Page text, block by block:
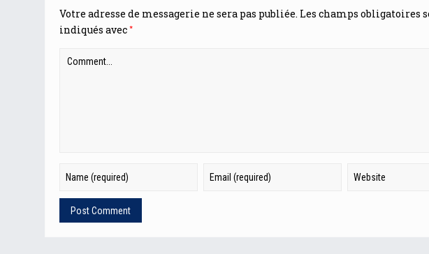
Votre adresse de messagerie ne sera pas publiée. Les champs obligatoires
indiqués avec*